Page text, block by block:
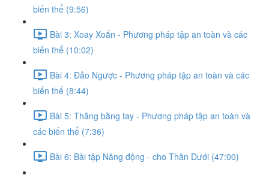
biến thể (9:56)
Bài 3: Xoay Xoắn - Phương pháp tập an toàn và các
biến thể (10:02)
Bài 4: Đảo Ngược - Phương pháp tập an toàn và các
biến thể (8:44)
Bài 5: Thăng bằng tay - Phương pháp tập an toàn và
các biến thể (7:36)
Bài 6: Bài tập Năng động - cho Thân Dưới (47:00)